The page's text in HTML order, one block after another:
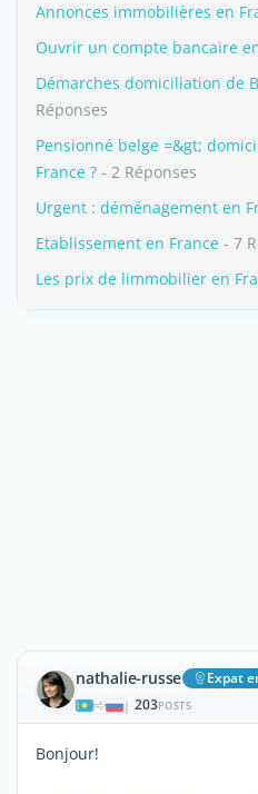
Annonces immobilières en
Ouvrir un compte bancaire
Démarches domiciliation de
Réponses
Pensionné belge =&gt;
France ? - 2 Réponses
Urgent : déménagement en
Etablissement en France - 7
Les prix de limmobilier en
nathalie-russe Expat
| 203POSTS
Bonjour!